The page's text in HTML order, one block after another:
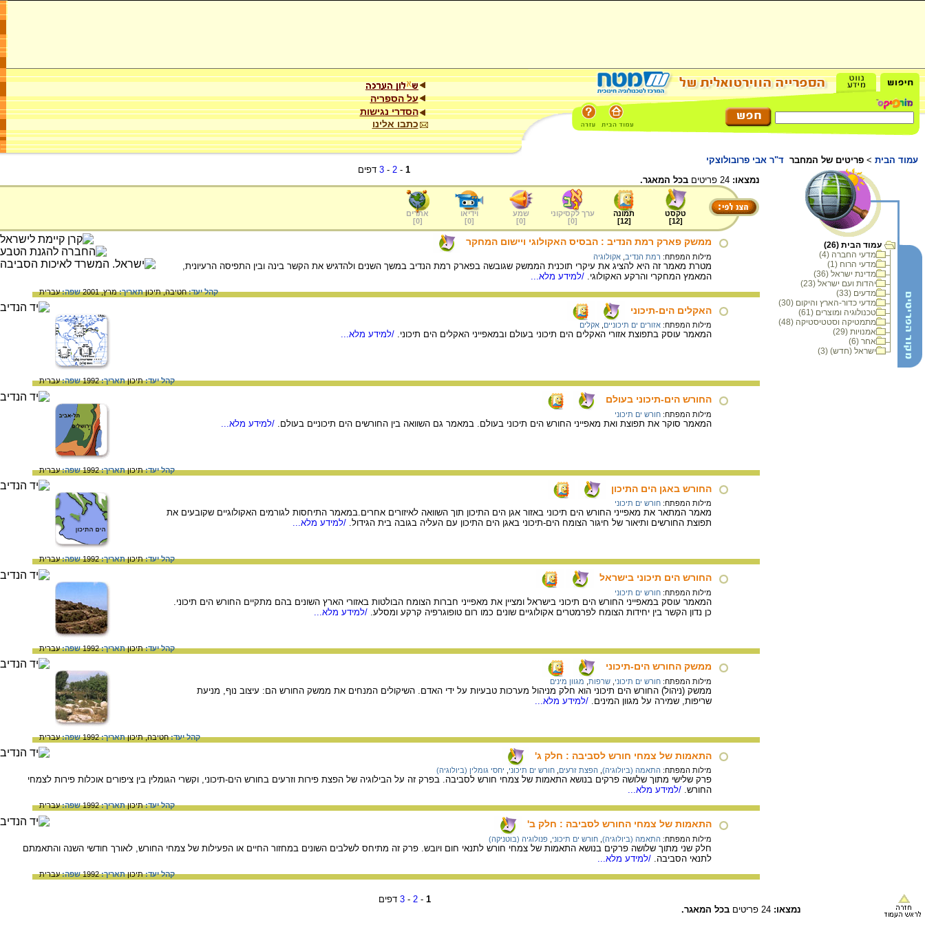
על הספריה
הסדרי נגישות
כתבו אלינו
עמוד הבית > פריטים של המחבר ד"ר אבי פרובולוצקי
עמוד הבית (26)
מדעי החברה (4)
מדעי הרוח (1)
מדינת ישראל (36)
יהדות ועם ישראל (23)
מדעים (33)
מדעי כדור-הארץ והיקום (30)
טכנולוגיה ומוצרים (61)
מתמטיקה וסטטיסטיקה (48)
אמנויות (29)
אחר (6)
ישראל (חדש) (3)
1
-
2
-
3 דפים
נמצאו:
בכל המאגר.
טקסט
[
12
]
תמונה
[
12
]
ערך לקסיקוני
[
0
]
שמע
[
0
]
וידיאו
[
0
]
אתרים
[
0
]
ממשק פארק רמת הנדיב : הבסיס האקולוגי ויישום המחקר
מילות המפתח: רמת הנדיב אקולוגיה
מטרת מאמר זה היא להציג את עיקרי תוכנית הממשק שגובשה בפארק רמת הנדיב במשך השנים ולהדגיש את הקשר בינה ובין התפיסה הרעיונית,
המאמץ המחקרי והרקע האקולוגי. /למידע מלא...
קהל יעד:חטיבה,תיכוןתאריך:מרץ, 2001 שפה:עברית
האקלים הים-תיכוני
מילות המפתח: אזורים ים תיכוניים אקלים
המאמר עוסק בתפוצת אזורי האקלים הים תיכוני בעולם ובמאפייני האקלים הים תיכוני. /למידע מלא...
קהל יעד:תיכוןתאריך:1992 שפה:עברית
החורש הים-תיכוני בעולם
מילות המפתח: חורש ים תיכוני
המאמר סוקר את תפוצת ואת מאפייני החורש הים תיכוני בעולם. במאמר גם השוואה בין החורשים הים תיכוניים בעולם. /למידע מלא...
קהל יעד:תיכוןתאריך:1992 שפה:עברית
החורש באגן הים התיכון
מילות המפתח: חורש ים תיכוני
מאמר המתאר את מאפייני החורש הים תיכוני באזור אגן הים התיכון תוך השוואה לאיזורים אחרים.במאמר התיחסות לגורמים האקולוגיים שקובעים את
תפוצת החורשים ותיאור של חיגור הצומח הים-תיכוני באגן הים התיכון עם העליה בגובה בית הגידול. /למידע מלא...
קהל יעד:תיכוןתאריך:1992 שפה:עברית
החורש הים תיכוני בישראל
מילות המפתח: חורש ים תיכוני
המאמר עוסק במאפייני החורש הים תיכוני בישראל ומציין את מאפייני חברות הצומח הבולטות באזורי הארץ השונים בהם מתקיים החורש הים תיכוני.
כן נדון הקשר בין יחידות הצומח לפרמטרים אקולוגיים שונים כמו רום טופוגרפיה קרקע ומסלע. /למידע מלא...
קהל יעד:תיכוןתאריך:1992 שפה:עברית
ממשק החורש הים-תיכוני
מילות המפתח: חורש ים תיכוני שרפות מגוון מינים
ממשק (ניהול) החורש הים תיכוני הוא חלק מניהול מערכות טבעיות על ידי האדם. השיקולים המנחים את ממשק החורש הם: עיצוב נוף, מניעת
שריפות, שמירה על מגוון המינים. /למידע מלא...
קהל יעד:חטיבה,תיכוןתאריך:1992 שפה:עברית
התאמות של צמחי חורש לסביבה : חלק ג'
מילות המפתח: התאמה (ביולוגיה) הפצת זרעים חורש ים תיכוני יחסי גומלין (ביולוגיה)
פרק שלישי מתוך שלושה פרקים בנושא התאמות של צמחי חורש לסביבה. בפרק זה על הבילוגיה של הפצת פירות וזרעים בחורש הים-תיכוני, וקשרי הגומלין בין ציפורים אוכלות פירות לצמחי
החורש. /למידע מלא...
קהל יעד:תיכוןתאריך:1992 שפה:עברית
התאמות של צמחי החורש לסביבה : חלק ב'
מילות המפתח: התאמה (ביולוגיה) חורש ים תיכוני פנולוגיה (בוטניקה)
חלק שני מתוך שלושה פרקים בנושא התאמות של צמחי חורש לתנאי חום ויובש. פרק זה מתיחס לשלבים השונים במחזור החיים או הפעילות של צמחי החורש, לאורך חודשי השנה והתאמתם
לתנאי הסביבה. /למידע מלא...
קהל יעד:תיכוןתאריך:1992 שפה:עברית
1
-
2
-
3 דפים
נמצאו:
בכל המאגר.